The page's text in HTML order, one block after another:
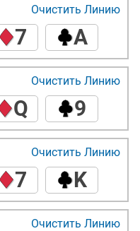
7 A
Очистить Линию
Q 9
Очистить Линию
7 K
Очистить Линию
Очистить Линию